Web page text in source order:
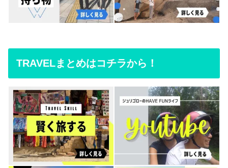
TRAVELまとめはコチラから！